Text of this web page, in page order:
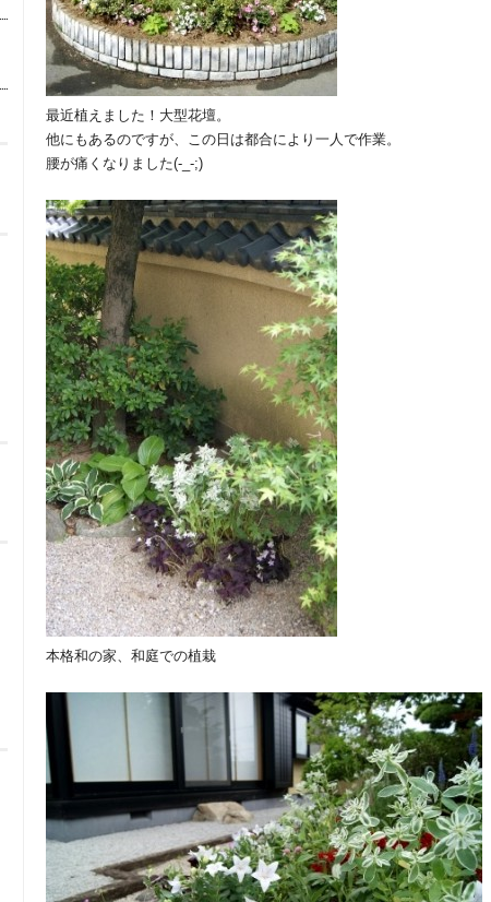
最近植えました！大型花壇。
他にもあるのですが、この日は都合により一人で作業。
腰が痛くなりました(-_-;)
本格和の家、和庭での植栽